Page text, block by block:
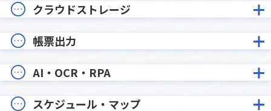
クラウドストレージ
帳票出力
AI・OCR・RPA
スケジュール・マップ